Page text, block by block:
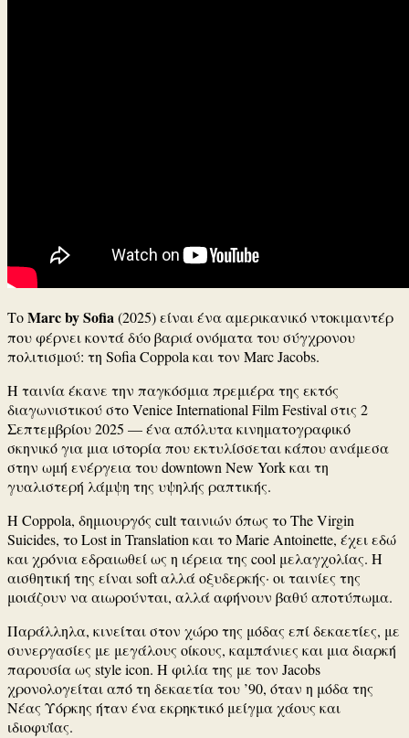
ΤοMarc by Sofia(2025) είναι ένα αμερικανικό ντοκιμαντέρ
που φέρνει κοντά δύο βαριά ονόματα του σύγχρονου
πολιτισμού: τη Sofia Coppolaκαι τον Marc Jacobs.
Η ταινία έκανε την παγκόσμια πρεμιέρα της εκτός
διαγωνιστικού στοVenice International Film Festivalστις 2
Σεπτεμβρίου 2025 — ένα απόλυτα κινηματογραφικό
σκηνικό για μια ιστορία που εκτυλίσσεται κάπου ανάμεσα
στην ωμή ενέργεια του downtown New York και τη
γυαλιστερή λάμψη της υψηλής ραπτικής.
Η Coppola, δημιουργός cult ταινιών όπως τοThe Virgin
Suicides, τοLost in Translationκαι τοMarie Antoinette, έχει εδώ
και χρόνια εδραιωθεί ως η ιέρεια της cool μελαγχολίας. Η
αισθητική της είναι soft αλλά οξυδερκής· οι ταινίες της
μοιάζουν να αιωρούνται, αλλά αφήνουν βαθύ αποτύπωμα.
Παράλληλα, κινείται στον χώρο της μόδας επί δεκαετίες, με
συνεργασίες με μεγάλους οίκους, καμπάνιες και μια διαρκή
παρουσία ως style icon. Η φιλία της με τον Jacobs
χρονολογείται από τη δεκαετία του ’90, όταν η μόδα της
Νέας Υόρκης ήταν ένα εκρηκτικό μείγμα χάους και
ιδιοφυΐας.